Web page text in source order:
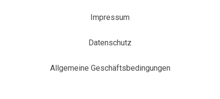
Impressum
Datenschutz
Allgemeine Geschäftsbedingungen